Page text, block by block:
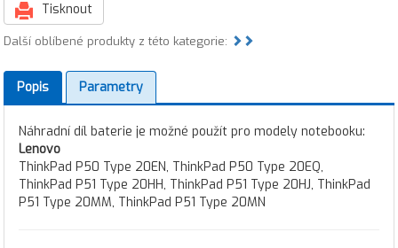
Tisknout
Další oblíbené produkty z této kategorie:
Popis Parametry
Náhradní díl baterie je možné použít pro modely notebooku:
Lenovo
ThinkPad P50 Type 20EN, ThinkPad P50 Type 20EQ,
ThinkPad P51 Type 20HH, ThinkPad P51 Type 20HJ, ThinkPad
P51 Type 20MM, ThinkPad P51 Type 20MN